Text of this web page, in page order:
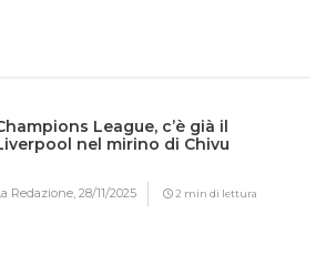
League, c’è già il
nel mirino di Chivu
Redazione,28/11/2025 2 min di lettura